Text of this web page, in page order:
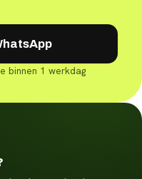
binnen 1 werkdag